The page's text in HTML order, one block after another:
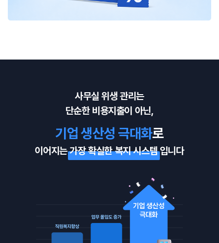
사무실 위생 관리는
단순한 비용지출이 아닌,
기업 생산성 극대화로
이어지는가장 확실한 복지 시스템입니다